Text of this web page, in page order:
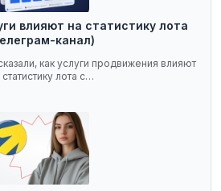
влияют на статистику лота
канал)
как услуги продвижения влияют
статистику лота с…